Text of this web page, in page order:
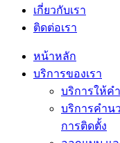
เกี่ยวกับเรา
ติดต่อเรา
หน้าหลัก
บริการของเรา
บริการให้ค
บริการคำน
การติดตั้ง